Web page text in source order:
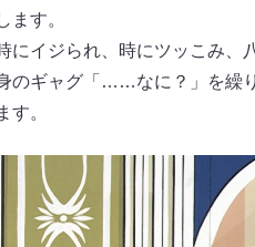
す。
イジられ、時にツッこみ、
のギャグ「……なに？」を繰
。